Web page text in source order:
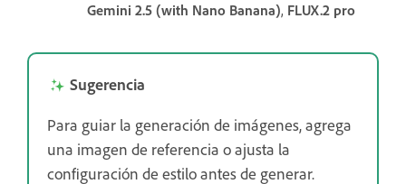
Gemini 2.5 (with Nano Banana), FLUX.2 pro
Sugerencia
Para guiar la generación de imágenes, agrega
una imagen de referencia o ajusta la
configuración de estilo antes de generar.